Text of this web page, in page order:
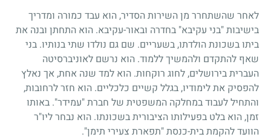
לאחר שהשתחרר מן השירות הסדיר, הוא עבד כמורה ומדריך
בישיבות "בני עקיבא" בחדרה ובאור-עקיבא. הוא התחתן ובנה את
ביתו בשכונת הולדתו, בשעריים. שם גם נולדו שתי בנותיו. בני
שאף להתקדם ולהמשיך ללמוד. הוא נרשם לאוניברסיטה
העברית בירושלים, לחוג רוקחות. הוא למד שנה אחת, אך נאלץ
להפסיק את לימודיו, בגלל קשיים כלכליים. הוא חזר לרחובות,
והתחיל לעבוד במחלקה המשפטית של חברת "עמידר". באותו
זמן, הוא בלט בפעילותו הציבורית בשכונתו. הוא נבחר ליו"ר
הוועד להקמת בית-כנסת "תפארת צעירי תימן".